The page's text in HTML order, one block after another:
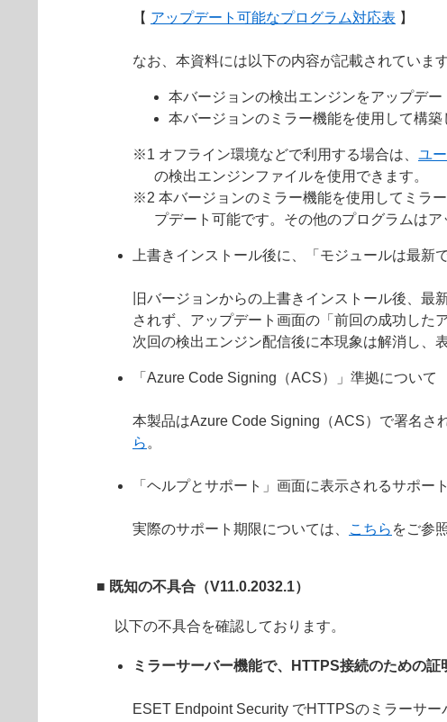
【 アップデート可能なプログラム対応表 】
なお、本資料には以下の内容が記載されています
本バージョンの検出エンジンをアップデ
本バージョンのミラー機能を使用して構
※1 オフライン環境などで利用する場合は、 ユ
の検出エンジンファイルを使用できます。
※2 本バージョンのミラー機能を使用してミラ
プデート可能です。その他のプログラムは
上書きインストール後に、「モジュールは最新
旧バージョンからの上書きインストール後、
されず、アップデート画面の「前回の成功した
次回の検出エンジン配信後に本現象は解消し、
「Azure Code Signing（ACS）」準拠について
本製品はAzure Code Signing（ACS）で署名さ
ら 。
「ヘルプとサポート」画面に表示されるサポ
実際のサポート期限については、 こちら をご参
■ 既知の不具合（V11.0.2032.1）
以下の不具合を確認しております。
ミラーサーバー機能で、HTTPS接続のための
ESET Endpoint Security でHTTPSのミラーサ